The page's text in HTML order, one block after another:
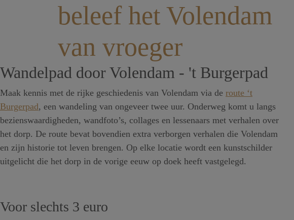
beleef het Volendam
van vroeger
Wandelpad door Volendam - 't Burgerpad
Maak kennis met de rijke geschiedenis van Volendam via de route ‘t
Burgerpad, een wandeling van ongeveer twee uur. Onderweg komt u langs
bezienswaardigheden, wandfoto’s, collages en lessenaars met verhalen over
het dorp. De route bevat bovendien extra verborgen verhalen die Volendam
en zijn historie tot leven brengen. Op elke locatie wordt een kunstschilder
uitgelicht die het dorp in de vorige eeuw op doek heeft vastgelegd.
Voor slechts 3 euro